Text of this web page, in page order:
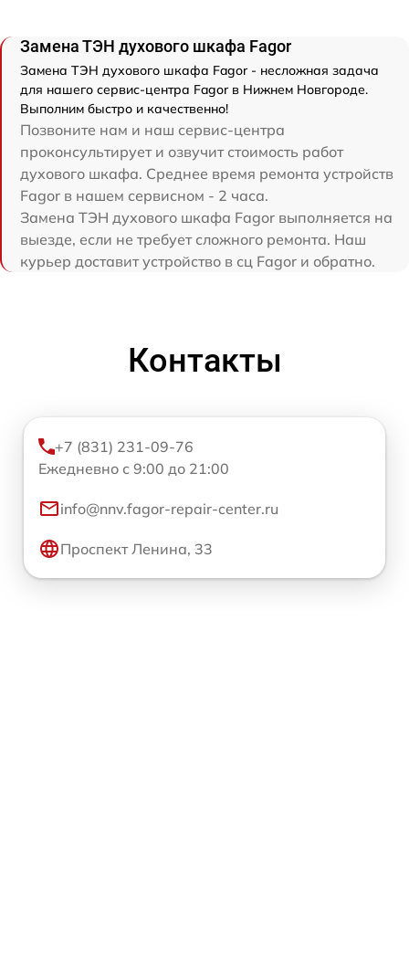
Замена ТЭН духового шкафа Fagor
Замена ТЭН духового шкафа Fagor - несложная задача
для нашего сервис-центра Fagor в Нижнем Новгороде.
Выполним быстро и качественно!
Позвоните нам и наш сервис-центра
проконсультирует и озвучит стоимость работ
духового шкафа. Среднее время ремонта устройств
Fagor в нашем сервисном - 2 часа.
Замена ТЭН духового шкафа Fagor выполняется на
выезде, если не требует сложного ремонта. Наш
курьер доставит устройство в сц Fagor и обратно.
Контакты
+7 (831) 231-09-76
Ежедневно с 9:00 до 21:00
info@nnv.fagor-repair-center.ru
Проспект Ленина, 33